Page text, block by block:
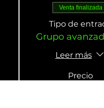
Venta finalizada
Tipo de
Grupo
Leer más
Precio